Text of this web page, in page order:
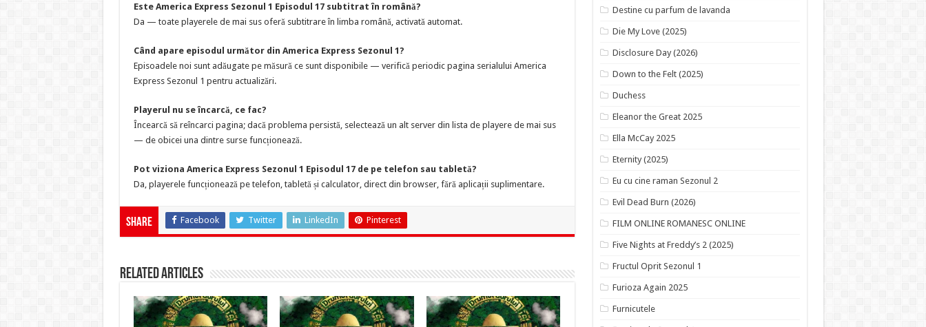
Este America Express Sezonul 1 Episodul 17 subtitrat în română?
Da — toate playerele de mai sus oferă subtitrare în limba română, activată automat.
Când apare episodul următor din America Express Sezonul 1?
Episoadele noi sunt adăugate pe măsură ce sunt disponibile — verifică periodic pagina serialului America
Express Sezonul 1 pentru actualizări.
Playerul nu se încarcă, ce fac?
Încearcă să reîncarci pagina; dacă problema persistă, selectează un alt server din lista de playere de mai sus
— de obicei una dintre surse funcționează.
Pot viziona America Express Sezonul 1 Episodul 17 de pe telefon sau tabletă?
Da, playerele funcționează pe telefon, tabletă și calculator, direct din browser, fără aplicații suplimentare.
Share Facebook Twitter LinkedIn Pinterest
Related Articles
Destine cu parfum de lavanda
Die My Love (2025)
Disclosure Day (2026)
Down to the Felt (2025)
Duchess
Eleanor the Great 2025
Ella McCay 2025
Eternity (2025)
Eu cu cine raman Sezonul 2
Evil Dead Burn (2026)
FILM ONLINE ROMANESC ONLINE
Five Nights at Freddy’s 2 (2025)
Fructul Oprit Sezonul 1
Furioza Again 2025
Furnicutele